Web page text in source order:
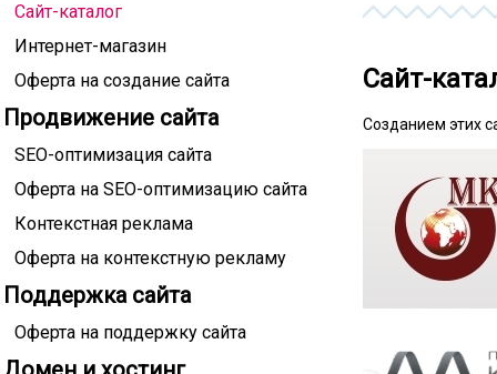
Сайт-каталог
Интернет-магазин
Оферта на создание сайта
Продвижение сайта
SEO-оптимизация сайта
Оферта на SEO-оптимизацию сайта
Контекстная реклама
Оферта на контекстную рекламу
Поддержка сайта
Оферта на поддержку сайта
Сайт-
Созданием этих